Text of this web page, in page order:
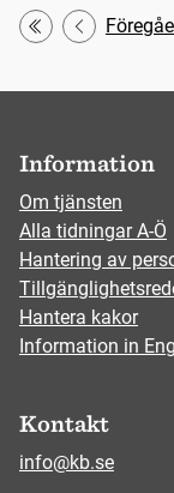
Första
Information
Om tjänsten
Alla tidningar A-Ö
Hantering av
Hantera kakor
Information in
Kontakt
info@kb.se